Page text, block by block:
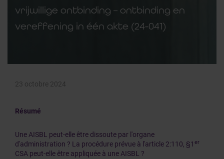
vrijwillige ontbinding – ontbinding en
vereffening in één akte (24-041)
23 octobre 2024
Résumé
Une AISBL peut-elle être dissoute par l'organe
d'administration ? La procédure prévue à l'article 2:110, §1 er
CSA peut-elle être appliquée à une AISBL ?